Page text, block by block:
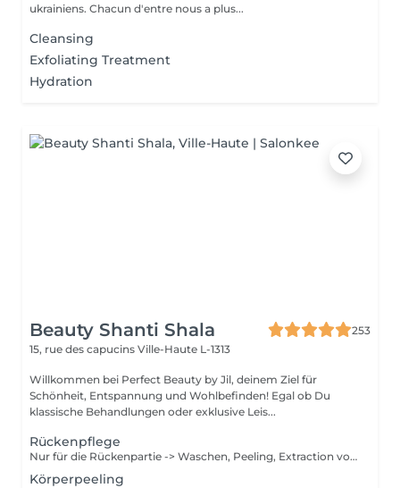
ukrainiens. Chacun d'entre nous a plus...
Cleansing
Exfoliating Treatment
Hydration
Beauty Shanti Shala
253
15, rue des capucins Ville-Haute L-1313
Willkommen bei Perfect Beauty by Jil, deinem Ziel für
Schönheit, Entspannung und Wohlbefinden! Egal ob Du
klassische Behandlungen oder exklusive Leis...
Rückenpflege
Nur für die Rückenpartie -> Waschen, Peeling, Extraction von den schwarzen Punkten & Pickeln, Massage 10min und Maske 10min
Körperpeeling